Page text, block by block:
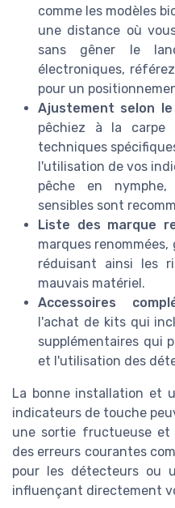
comme les modèles
une distance où
sans gêner le
électroniques,
pour un
Ajustement selon
pêchiez à la carpe
techniques
l'utilisation de vos
pêche en
sensibles sont
Liste des marque
marques
réduisant ainsi les
mauvais matériel.
Accessoires
l'achat de kits qui
supplémentaires qui
et l'utilisation des
La bonne installation et
indicateurs de touche
une sortie fructueuse et
des erreurs courantes
pour les détecteurs ou
influençant directement